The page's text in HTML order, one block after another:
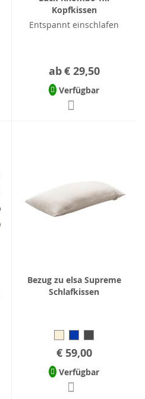
Kopfkissen
Entspannt einschlafen
ab€ 29,50
Verfügbar
Bezug zu elsa Supreme
Schlafkissen
€ 59,00
Verfügbar